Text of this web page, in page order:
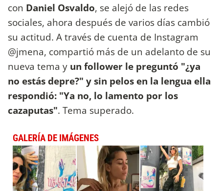
con Daniel Osvaldo, se alejó de las redes
sociales, ahora después de varios días cambió
su actitud. A través de cuenta de Instagram
@jmena, compartió más de un adelanto de su
nueva tema y un follower le preguntó "¿ya
no estás depre?" y sin pelos en la lengua ella
respondió: "Ya no, lo lamento por los
cazaputas". Tema superado.
GALERÍA DE IMÁGENES